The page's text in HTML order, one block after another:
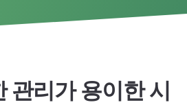
관리가 용이한 시